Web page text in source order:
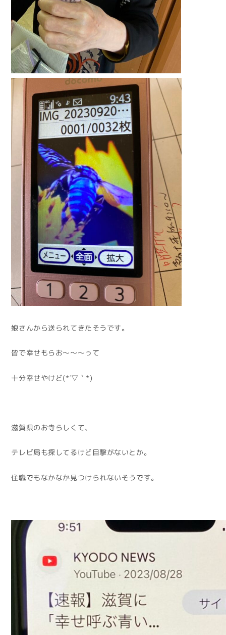
娘さんから送られてきたそうです。
皆で幸せもらお～～～って
十分幸せやけど(*´▽｀*)
滋賀県のお寺らしくて、
テレビ局も探してるけど目撃がないとか。
住職でもなかなか見つけられないそうです。